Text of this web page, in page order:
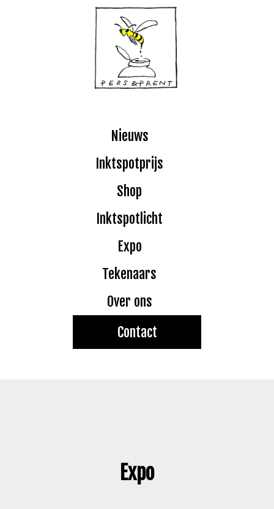
Nieuws
Inktspotprijs
Shop
Inktspotlicht
Expo
Tekenaars
Over ons
Contact
Expo